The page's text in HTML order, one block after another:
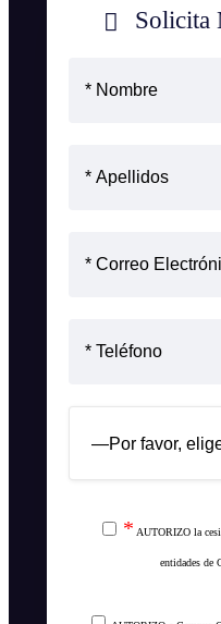
Solicita
* AUTORIZO la
entidades de